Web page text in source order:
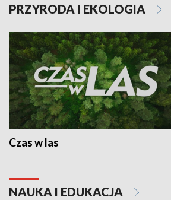
PRZYRODA I EKOLOGIA
Czas w las
NAUKA I EDUKACJA